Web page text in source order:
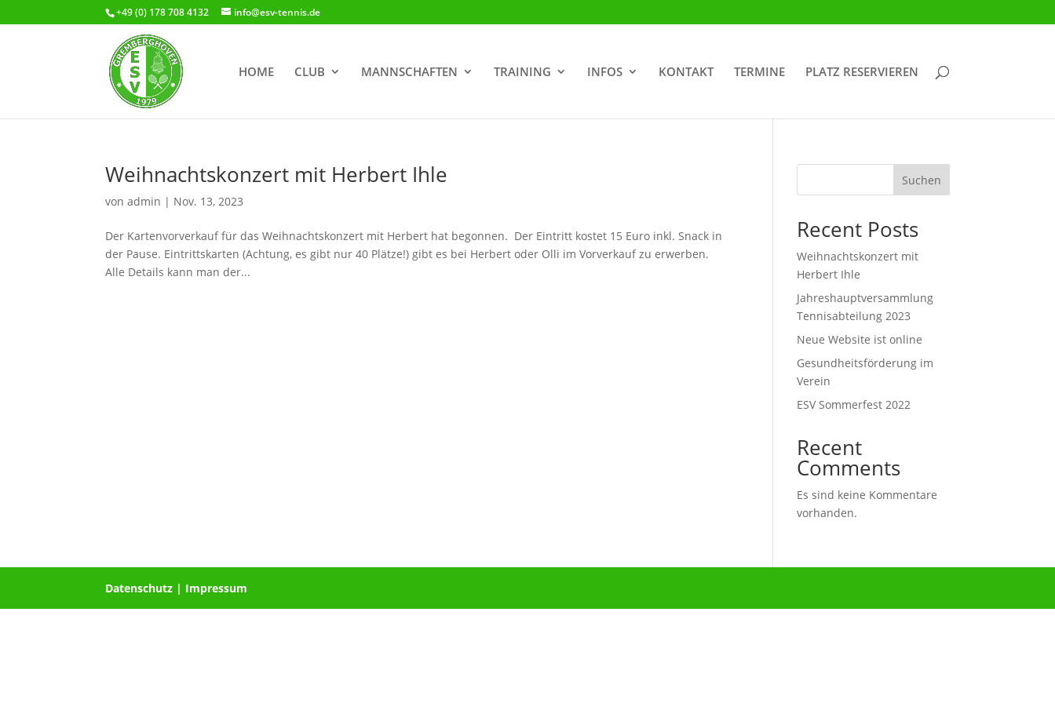
+49 (0) 178 708 4132 info@esv-tennis.de
HOME CLUB MANNSCHAFTEN TRAINING INFOS KONTAKT TERMINE PLATZ RESERVIEREN
Weihnachtskonzert mit Herbert Ihle
vonadmin | Nov. 13, 2023
Der Kartenvorverkauf für das Weihnachtskonzert mit Herbert hat begonnen. Der Eintritt kostet 15 Euro inkl. Snack in
der Pause. Eintrittskarten (Achtung, es gibt nur 40 Plätze!) gibt es bei Herbert oder Olli im Vorverkauf zu erwerben.
Alle Details kann man der...
Suchen
Recent Posts
Weihnachtskonzert mit
Herbert Ihle
Jahreshauptversammlung
Tennisabteilung 2023
Neue Website ist online
Gesundheitsförderung im
Verein
ESV Sommerfest 2022
Recent
Comments
Es sind keine Kommentare
vorhanden.
Datenschutz | Impressum